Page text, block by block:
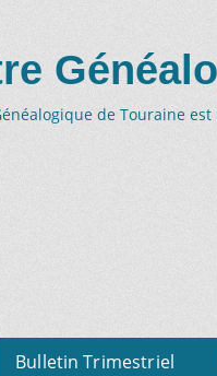
de Touraine
Bulletin Trimestriel